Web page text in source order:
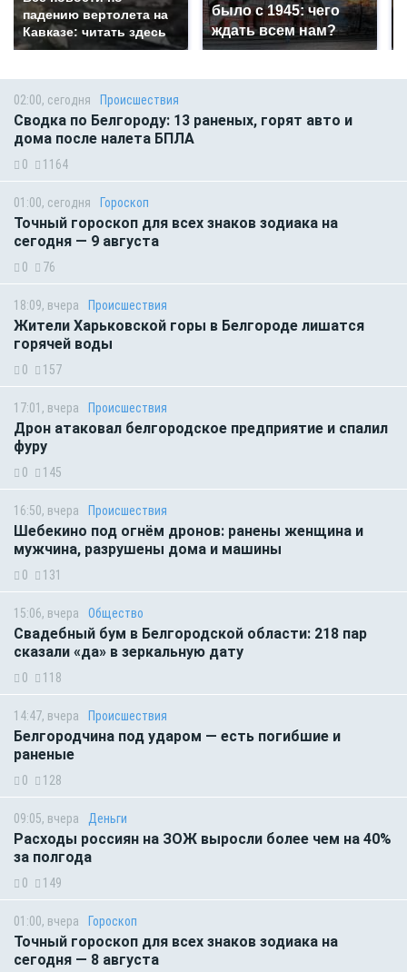
падению вертолета на
Кавказе: читать здесь
было с 1945: чего
ждать всем нам?
02:00, сегодня Происшествия
Сводка по Белгороду: 13 раненых, горят авто и
дома после налета БПЛА
0 1164
01:00, сегодня Гороскоп
Точный гороскоп для всех знаков зодиака на
сегодня — 9 августа
0 76
18:09, вчера Происшествия
Жители Харьковской горы в Белгороде лишатся
горячей воды
0 157
17:01, вчера Происшествия
Дрон атаковал белгородское предприятие и спалил
фуру
0 145
16:50, вчера Происшествия
Шебекино под огнём дронов: ранены женщина и
мужчина, разрушены дома и машины
0 131
15:06, вчера Общество
Свадебный бум в Белгородской области: 218 пар
сказали «да» в зеркальную дату
0 118
14:47, вчера Происшествия
Белгородчина под ударом — есть погибшие и
раненые
0 128
09:05, вчера Деньги
Расходы россиян на ЗОЖ выросли более чем на 40%
за полгода
0 149
01:00, вчера Гороскоп
Точный гороскоп для всех знаков зодиака на
сегодня — 8 августа